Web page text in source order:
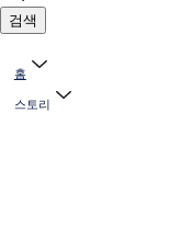
검색
홈
스토리